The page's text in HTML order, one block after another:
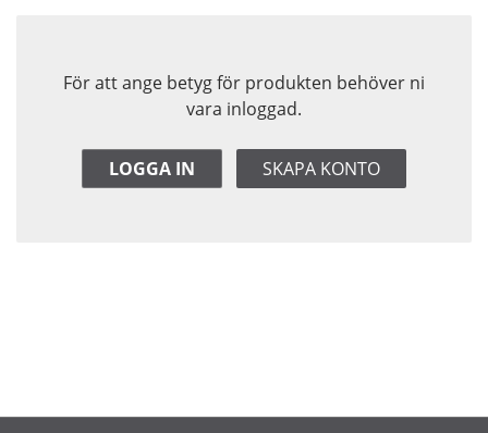
För att ange betyg för produkten behöver ni
vara inloggad.
LOGGA IN SKAPA KONTO